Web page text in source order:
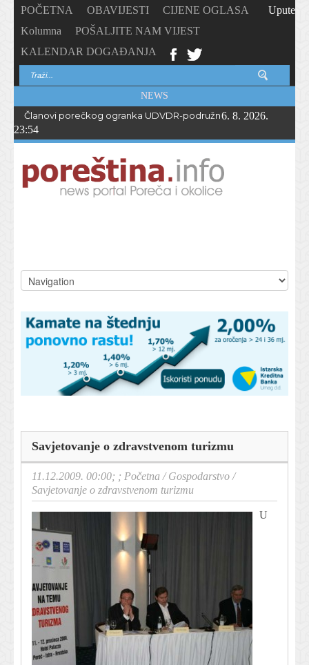
POČETNA OBAVIJESTI
CIJENE OGLASA
Kolumna
POŠALJITE NAM VIJEST
KALENDAR DOGAĐANJA
Upute
NEWS
Članovi porečkog ogranka UDVDR-podružnice Istarske
6. 8. 2026.
23:54
Savjetovanje o zdravstvenom turizmu
11.12.2009. 00:00; ; Početna /Gospodarstvo /
Savjetovanje o zdravstvenom turizmu
U